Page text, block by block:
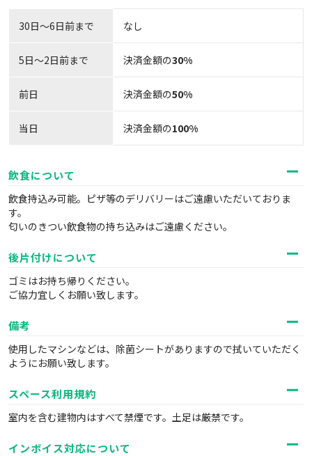
30日〜6日前まで なし
5日～2日前まで 決済金額の30%
前日 決済金額の50%
当日 決済金額の100%
飲食について
飲食持込み可能。ピザ等のデリバリーはご遠慮いただいておりま
す。
匂いのきつい飲食物の持ち込みはご遠慮ください。
後片付けについて
ゴミはお持ち帰りください。
ご協力宜しくお願い致します。
備考
使用したマシンなどは、除菌シートがありますので拭いていただく
ようにお願い致します。
スペース利用規約
室内を含む建物内はすべて禁煙です。土足は厳禁です。
インボイス対応について